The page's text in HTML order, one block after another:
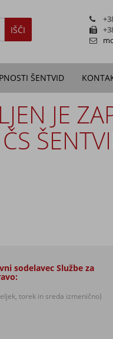
IŠČI
ŠENTVID
JE
sodelavec Službe za
torek in sreda izmenično)